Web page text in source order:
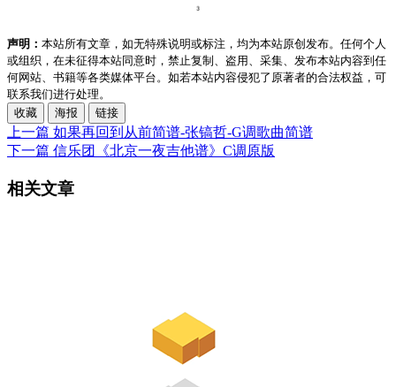
声明： 本站所有文章，如无特殊说明或标注，均为本站原创发布。任何个人
或组织，在未征得本站同意时，禁止复制、盗用、采集、发布本站内容到任
何网站、书籍等各类媒体平台。如若本站内容侵犯了原著者的合法权益，可
联系我们进行处理。
收藏
海报 链接
上一篇 如果再回到从前简谱-张镐哲-G调歌曲简谱
下一篇 信乐团《北京一夜吉他谱》C调原版
相关文章